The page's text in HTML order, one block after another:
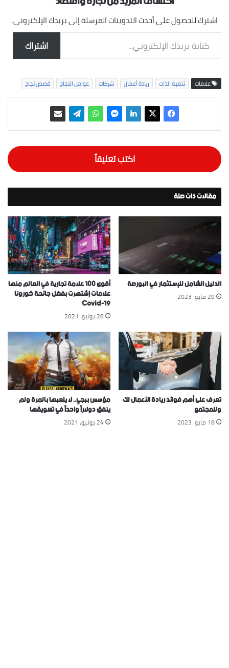
اشترك للحصول على أحدث التدوينات المرسلة إلى بريدك الإلكتروني.
كتابة بريدك الإلكتروني...
اشتراك
علامات تنمية الذات ريادة أعمال شركات عوامل النجاح قصص نجاح
اكتب تعليقاً
مقالات ذات صلة
الدليل الشامل للإستثمار في البورصة
29 مايو، 2023
أقوى ١٠٠ علامة تجارية في العالم منها
علامات إشتهرت بفضل جائحة كورونا
Covid-19
28 يوليو، 2021
تعرف على أهم فوائد ريادة الأعمال لك
وللمجتمع
18 مايو، 2023
مؤسس ببجي.. لا يلعبها بالمرة ولم
ينفق دولاراً واحداً في تسويقها
24 يونيو، 2021